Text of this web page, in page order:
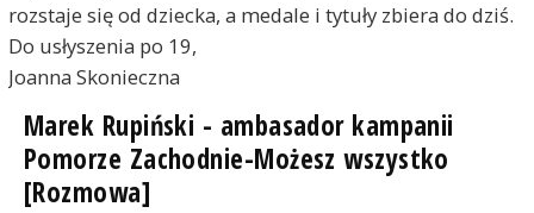
rozstaje się od dziecka, a medale i tytuły zbiera do dziś.
Do usłyszenia po 19,
Joanna Skonieczna
Marek Rupiński - ambasador kampanii
Pomorze Zachodnie-Możesz wszystko
[Rozmowa]